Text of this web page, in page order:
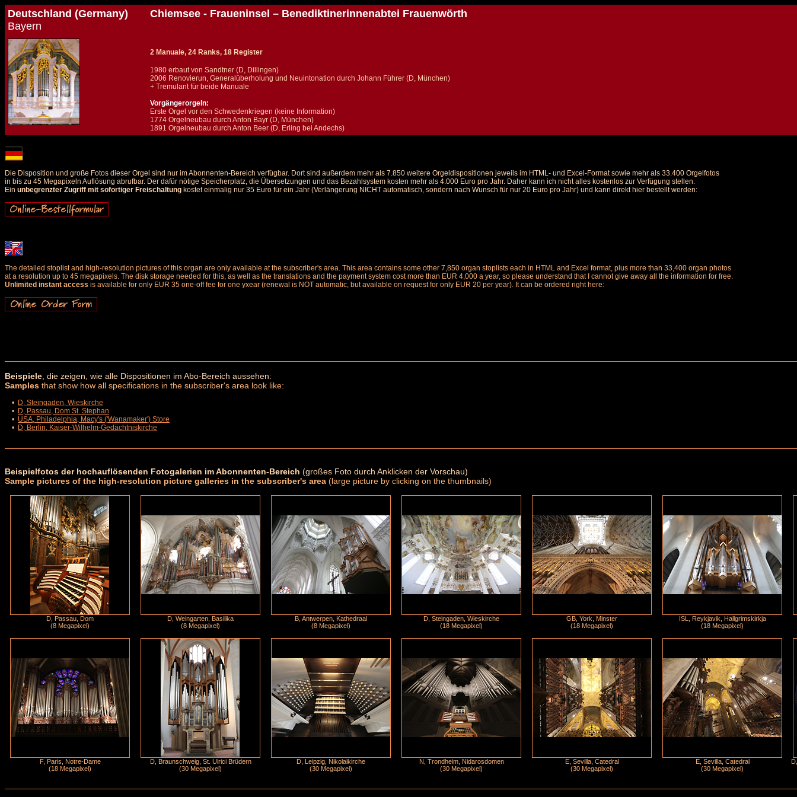
Deutschland (Germany)
Bayern
Chiemsee - Fraueninsel – Benediktinerinnenabtei Frauenwörth
2 Manuale, 24 Ranks, 18 Register
1980 erbaut von Sandtner (D, Dillingen)
2006 Renovierun, Generalüberholung und Neuintonation durch Johann Führer (D, München)
+ Tremulant für beide Manuale
Vorgängerorgeln:
Erste Orgel vor den Schwedenkriegen (keine Information)
1774 Orgelneubau durch Anton Bayr (D, München)
1891 Orgelneubau durch Anton Beer (D, Erling bei Andechs)
Die Disposition und große Fotos dieser Orgel sind nur im Abonnenten-Bereich verfügbar. Dort sind außerdem mehr als 7.850 weitere Orgeldispositionen jeweils im HTML- und Excel-Format sowie mehr als 33.400 Orgelfotos
in bis zu 45 Megapixeln Auflösung abrufbar. Der dafür nötige Speicherplatz, die Übersetzungen und das Bezahlsystem kosten mehr als 4.000 Euro pro Jahr. Daher kann ich nicht alles kostenlos zur Verfügung stellen.
Ein unbegrenzter Zugriff mit sofortiger Freischaltung kostet einmalig nur 35 Euro für ein Jahr (Verlängerung NICHT automatisch, sondern nach Wunsch für nur 20 Euro pro Jahr) und kann direkt hier bestellt werden:
The detailed stoplist and high-resolution pictures of this organ are only available at the subscriber's area. This area contains some other 7,850 organ stoplists each in HTML and Excel format, plus more than 33,400 organ photos
at a resolution up to 45 megapixels. The disk storage needed for this, as well as the translations and the payment system cost more than EUR 4,000 a year, so please understand that I cannot give away all the information for free.
Unlimited instant access is available for only EUR 35 one-off fee for one yxear (renewal is NOT automatic, but available on request for only EUR 20 per year). It can be ordered right here:
Beispiele , die zeigen, wie alle Dispositionen im Abo-Bereich aussehen:
Samples that show how all specifications in the subscriber's area look like:
• D, Steingaden, Wieskirche
• D, Passau, Dom St. Stephan
• USA, Philadelphia, Macy's ('Wanamaker') Store
• D, Berlin, Kaiser-Wilhelm-Gedächtniskirche
Beispielfotos der hochauflösenden Fotogalerien im Abonnenten-Bereich (großes Foto durch Anklicken der Vorschau)
Sample pictures of the high-resolution picture galleries in the subscriber's area (large picture by clicking on the thumbnails)
D, Passau, Dom
(8 Megapixel)
D, Weingarten, Basilika
(8 Megapixel)
B, Antwerpen, Kathedraal
(8 Megapixel)
D, Steingaden, Wieskirche
(18 Megapixel)
GB, York, Minster
(18 Megapixel)
ISL, Reykjavik, Hallgrimskirkja
(18 Megapixel)
F, Paris, Notre-Dame
(18 Megapixel)
D, Braunschweig, St. Ulrici Brüdern
(30 Megapixel)
D, Leipzig, Nikolaikirche
(30 Megapixel)
N, Trondheim, Nidarosdomen
(30 Megapixel)
E, Sevilla, Catedral
(30 Megapixel)
E, Sevilla, Catedral
(30 Megapixel)